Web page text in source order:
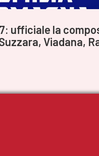
ufficiale la
Viadana,